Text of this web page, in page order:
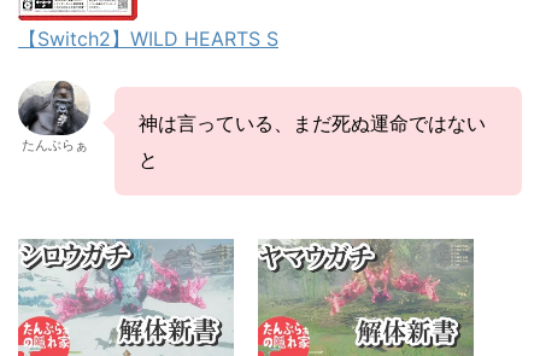
【Switch2】WILD HEARTS S
たんぶらぁ
神は言っている、まだ死ぬ運命ではない
と